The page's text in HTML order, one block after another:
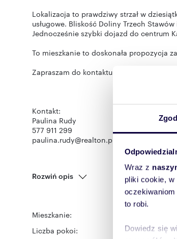
Wraz z
pliki cookie,
to robi.
Dowiedz się
Lokalizacja to prawdziwy strzał w
usługowe. Bliskość Doliny Trzech
Jednocześnie szybki dojazd do centrum
To mieszkanie to doskonała propozycja
Zapraszam do kontaktu i na prezentację
Kontakt:
Paulina Rudy
577 911 299
paulina.rudy@realton.pl
Rozwiń opis
Mieszkanie:
Liczba pokoi: 3